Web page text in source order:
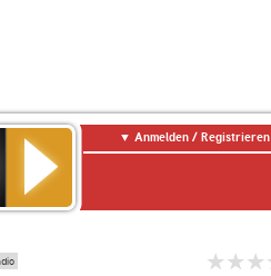
Anmelden / Registrieren